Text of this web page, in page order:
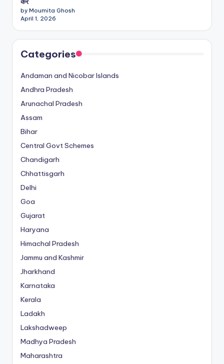
by Moumita Ghosh
April 1, 2026
Categories
Andaman and Nicobar Islands
Andhra Pradesh
Arunachal Pradesh
Assam
Bihar
Central Govt Schemes
Chandigarh
Chhattisgarh
Delhi
Goa
Gujarat
Haryana
Himachal Pradesh
Jammu and Kashmir
Jharkhand
Karnataka
Kerala
Ladakh
Lakshadweep
Madhya Pradesh
Maharashtra